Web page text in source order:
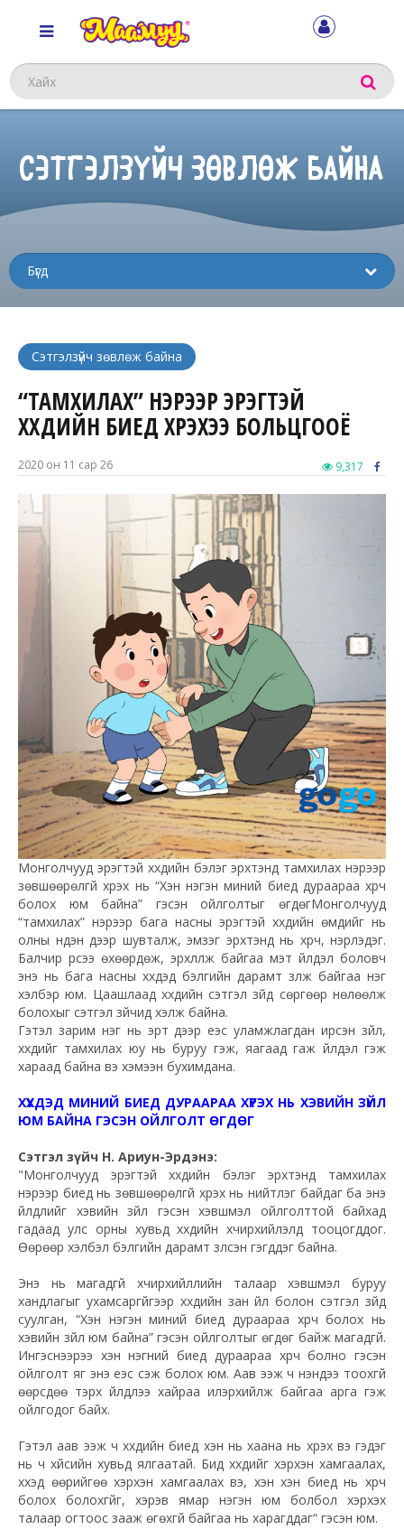
Хайх
СЭТГЭЛЗҮЙЧ ЗӨВЛӨЖ БАЙНА
Сэтгэлзүйч зөвлөж байна
“ТАМХИЛАХ” НЭРЭЭР ЭРЭГТЭЙ
ХҮҮХДИЙН БИЕД ХҮРЭХЭЭ БОЛЬЦГООЁ
2020 он 11 сар 26 9,317
Монголчууд эрэгтэй хүүхдийн бэлэг эрхтэнд тамхилах нэрээр
зөвшөөрөлгүй хүрэх нь “Хэн нэгэн миний биед дураараа хүрч
болох юм байна” гэсэн ойлголтыг өгдөгМонголчууд
“тамхилах” нэрээр бага насны эрэгтэй хүүхдийн өмдийг нь
олны нүдэн дээр шувталж, эмзэг эрхтэнд нь хүрч, үнэрлэдэг.
Балчир үрсээ өхөөрдөж, эрхлүүлж байгаа мэт үйлдэл боловч
энэ нь бага насны хүүхдэд бэлгийн дарамт үзүүлж байгаа нэг
хэлбэр юм. Цаашлаад хүүхдийн сэтгэл зүйд сөргөөр нөлөөлж
болохыг сэтгэл зүйчид хэлж байна.
Гэтэл зарим нэг нь эрт дээр үеэс уламжлагдан ирсэн зүйл,
хүүхдийг тамхилах юу нь буруу гэж, яагаад гаж үйлдэл гэж
хараад байна вэ хэмээн бухимдана.
ХҮҮХДЭД МИНИЙ БИЕД ДУРААРАА ХҮРЭХ НЬ ХЭВИЙН ЗҮЙЛ
ЮМ БАЙНА ГЭСЭН ОЙЛГОЛТ ӨГДӨГ
Сэтгэл зүйч Н. Ариун-Эрдэнэ:
"Монголчууд эрэгтэй хүүхдийн бэлэг эрхтэнд тамхилах
нэрээр биед нь зөвшөөрөлгүй хүрэх нь нийтлэг байдаг ба энэ
үйлдлийг хэвийн зүйл гэсэн хэвшмэл ойлголттой байхад
гадаад улс орны хувьд хүүхдийн хүчирхийлэлд тооцогддог.
Өөрөөр хэлбэл бэлгийн дарамт үзүүлсэн гэгддэг байна.
Энэ нь магадгүй хүчирхийллийн талаар хэвшмэл буруу
хандлагыг ухамсаргүйгээр хүүхдийн зан үйл болон сэтгэл зүйд
суулган, “Хэн нэгэн миний биед дураараа хүрч болох нь
хэвийн зүйл юм байна” гэсэн ойлголтыг өгдөг байж магадгүй.
Ингэснээрээ хэн нэгний биед дураараа хүрч болно гэсэн
ойлголт яг энэ үеэс үүсэж болох юм. Аав ээж ч үнэндээ тоохгүй
өөрсдөө тэрхүү үйлдлээ хайраа илэрхийлж байгаа арга гэж
ойлгодог байх.
Гэтэл аав ээж ч хүүхдийн биед хэн нь хаана нь хүрэх вэ гэдэг
нь ч хүйсийн хувьд ялгаатай. Бид хүүхдийг хэрхэн хамгаалах,
хүүхэд өөрийгөө хэрхэн хамгаалах вэ, хэн хэн биед нь хүрч
болох болохгүйг, хэрэв ямар нэгэн юм болбол хэрхэх
талаар огтоос зааж өгөхгүй байгаа нь харагддаг“ гэсэн юм.